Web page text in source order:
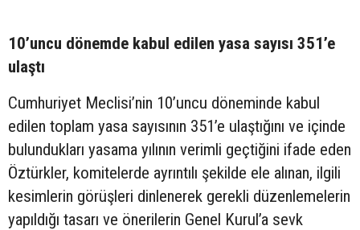
10’uncu dönemde kabul edilen yasa sayısı 351’e
ulaştı
Cumhuriyet Meclisi’nin 10’uncu döneminde kabul
edilen toplam yasa sayısının 351’e ulaştığını ve içinde
bulundukları yasama yılının verimli geçtiğini ifade eden
Öztürkler, komitelerde ayrıntılı şekilde ele alınan, ilgili
kesimlerin görüşleri dinlenerek gerekli düzenlemelerin
yapıldığı tasarı ve önerilerin Genel Kurul’a sevk